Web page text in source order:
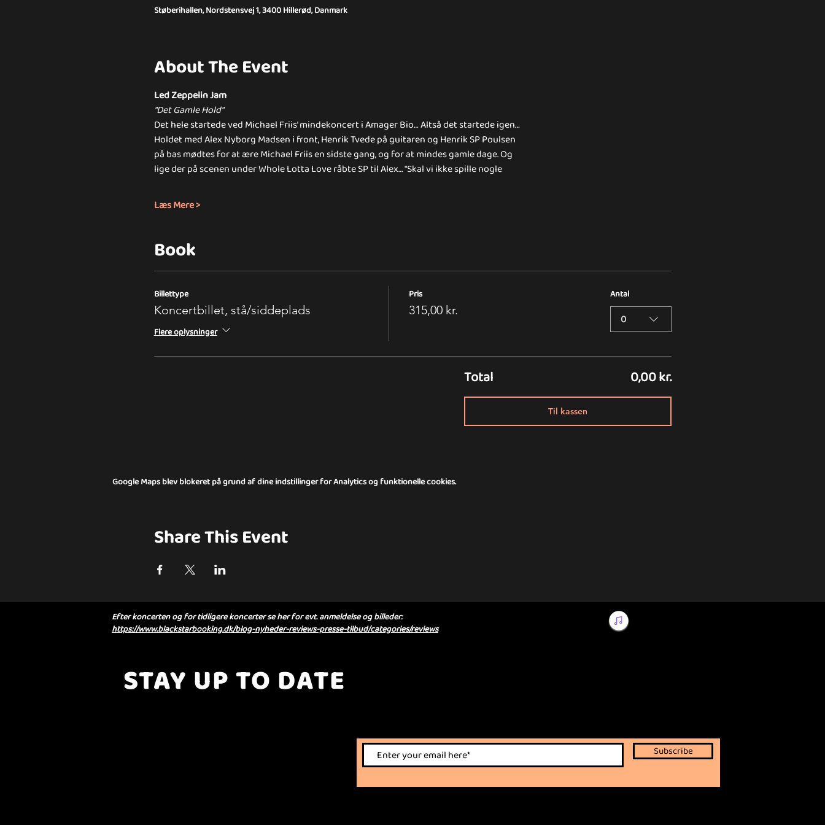
Støberihallen, Nordstensvej 1, 3400 Hillerød, Danmark
About The Event
Led Zeppelin Jam
"Det Gamle Hold"
Det hele startede ved Michael Friis’ mindekoncert i Amager Bio… Altså det startede igen…
Holdet med Alex Nyborg Madsen i front, Henrik Tvede på guitaren og Henrik SP Poulsen
på bas mødtes for at ære Michael Friis en sidste gang, og for at mindes gamle dage. Og
lige der på scenen under Whole Lotta Love råbte SP til Alex… "Skal vi ikke spille nogle
Læs Mere >
Book
Billettype
Koncertbillet, stå/siddeplads
Flere oplysninger
Pris
315,00 kr.
Antal
0
Total 0,00 kr.
Til kassen
Google Maps blev blokeret på grund af dine indstillinger for Analytics og funktionelle cookies.
Share This Event
Efter koncerten og for tidligere koncerter se her for evt. anmeldelse og billeder:
https://www.blackstarbooking.dk/blog-nyheder-reviews-presse-tilbud/categories/reviews
STAY UP TO DATE
Subscribe